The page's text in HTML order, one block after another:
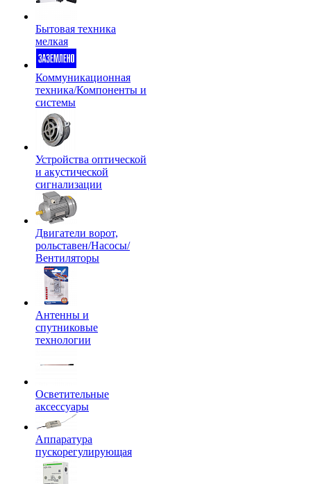
Бытовая техника
мелкая
Коммуникационная
техника/Компоненты и
системы
Устройства оптической
и акустической
сигнализации
Двигатели ворот,
рольставен/Насосы/
Вентиляторы
Антенны и
спутниковые
технологии
Осветительные
аксессуары
Аппаратура
пускорегулирующая